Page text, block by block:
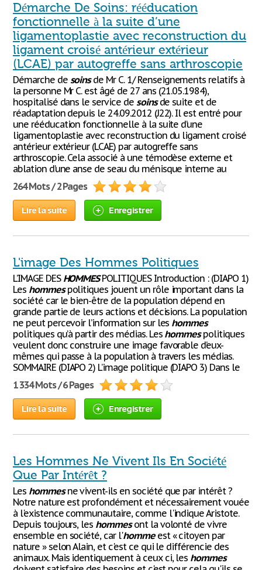
Démarche De Soins: rééducation
fonctionnelle à la suite d’une
ligamentoplastie avec reconstruction du
ligament croisé antérieur extérieur
(LCAE) par autogreffe sans arthroscopie
Démarche de soinsde Mr C. 1/ Renseignements relatifs à
la personne Mr C. est âgé de 27 ans (21.05.1984),
hospitalisé dans le service de soinsde suite et de
réadaptation depuis le 24.09.2012 (J22). Il est entré pour
une rééducation fonctionnelle à la suite d’une
ligamentoplastie avec reconstruction du ligament croisé
antérieur extérieur (LCAE) par autogreffe sans
arthroscopie. Cela associé à une témodèse externe et
ablation d’une anse de seau du ménisque interne au
264 Mots / 2 Pages
Lire la suite Enregistrer
L'image Des Hommes Politiques
L’IMAGE DES HOMMESPOLITIQUES Introduction : (DIAPO 1)
Les hommespolitiques jouent un rôle important dans la
société car le bien-être de la population dépend en
grande partie de leurs actions et décisions. La population
ne peut percevoir l’information sur les hommes
politiques qu’à partir des médias. Les hommespolitiques
veulent donc construire une image favorable d’eux-
mêmes qui passe à la population à travers les médias.
SOMMAIRE (DIAPO 2) L’image politique (DIAPO 3) Dans le
1 334 Mots / 6 Pages
Lire la suite Enregistrer
Les Hommes Ne Vivent Ils En Société
Que Par Intérêt ?
Les hommesne vivent-ils en société que par intérêt ?
Notre nature est profondément et nécessairement vouée
à l'existence communautaire, comme l'indique Aristote.
Depuis toujours, les hommesont la volonté de vivre
ensemble en société, car l'hommeest « citoyen par
nature » selon Alain, et c'est ce qui le différencie des
animaux. Mais identiquement à ceux ci, les hommes